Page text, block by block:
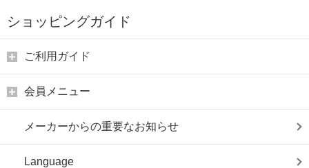
ショッピングガイド
ご利用ガイド
会員メニュー
メーカーからの重要なお知らせ
Language